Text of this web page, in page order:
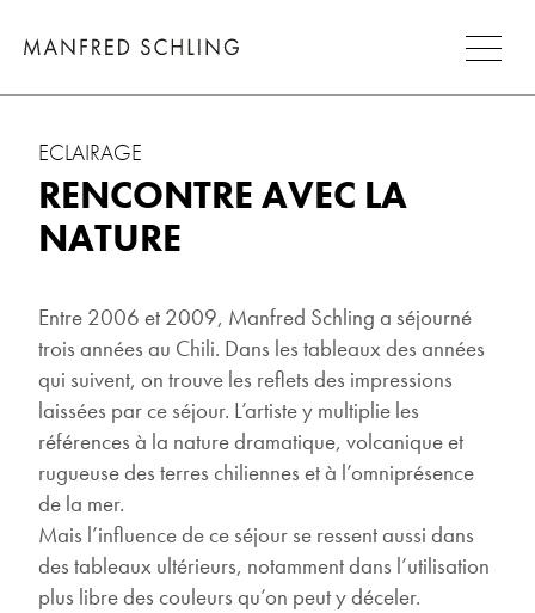
ECLAIRAGE
RENCONTRE AVEC LA
NATURE
Entre 2006 et 2009, Manfred Schling a séjourné
trois années au Chili. Dans les tableaux des années
qui suivent, on trouve les reflets des impressions
laissées par ce séjour. L’artiste y multiplie les
références à la nature dramatique, volcanique et
rugueuse des terres chiliennes et à l’omniprésence
de la mer.
Mais l’influence de ce séjour se ressent aussi dans
des tableaux ultérieurs, notamment dans l’utilisation
plus libre des couleurs qu’on peut y déceler.